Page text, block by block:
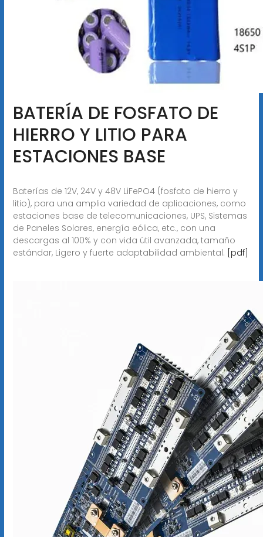
BATERÍA DE FOSFATO DE
HIERRO Y LITIO PARA
ESTACIONES BASE
Baterías de 12V, 24V y 48V LiFePO4 (fosfato de hierro y
litio), para una amplia variedad de aplicaciones, como
estaciones base de telecomunicaciones, UPS, Sistemas
de Paneles Solares, energía eólica, etc., con una
descargas al 100% y con vida útil avanzada, tamaño
estándar, Ligero y fuerte adaptabilidad ambiental. [pdf]